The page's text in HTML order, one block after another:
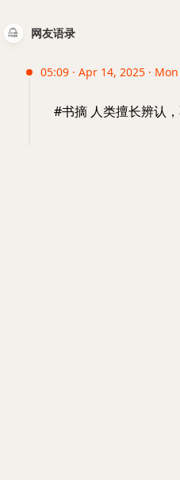
网友语录
05:09 · Apr 14, 2025 · Mon
#书摘 人类擅长辨认，